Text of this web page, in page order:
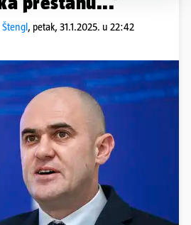
Štengl, petak, 31.1.2025. u 22:42